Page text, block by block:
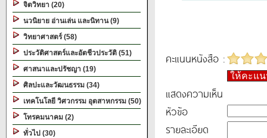
จิตวิทยา (20)
นวนิยาย อ่านเล่น และนิทาน (9)
วิทยาศาสตร์ (58)
ประวัติศาสตร์และอัตชีวประวัติ (51)
ศาสนาและปรัชญา (19)
ศิลปะและวัฒนธรรม (34)
เทคโนโลยี วิศวกรรม อุตสาหกรรม (50)
โทรคมนาคม (2)
ทั่วไป (30)
คะแนนหนังสือ :
ให้คะแ
แสดงความเห็น
หัวข้อ
รายละเอียด